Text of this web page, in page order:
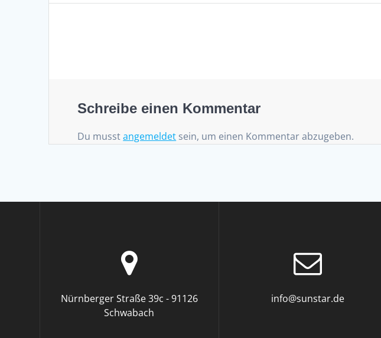
Schreibe einen Kommentar
Du musstangemeldet sein, um einen Kommentar abzugeben.
Nürnberger Straße 39c - 91126
Schwabach
info@sunstar.de